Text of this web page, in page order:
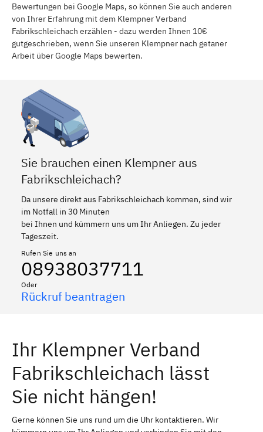
Bewertungen bei Google Maps, so können Sie auch anderen
von Ihrer Erfahrung mit dem Klempner Verband
Fabrikschleichach erzählen - dazu werden Ihnen 10€
gutgeschrieben, wenn Sie unseren Klempner nach getaner
Arbeit über Google Maps bewerten.
Sie brauchen einen Klempner aus
Fabrikschleichach?
Da unsere direkt aus Fabrikschleichach kommen, sind wir
im Notfall in 30 Minuten
bei Ihnen und kümmern uns um Ihr Anliegen. Zu jeder
Tageszeit.
Rufen Sie uns an
08938037711
Oder
Rückruf beantragen
Ihr Klempner Verband
Fabrikschleichach lässt
Sie nicht hängen!
Gerne können Sie uns rund um die Uhr kontaktieren. Wir